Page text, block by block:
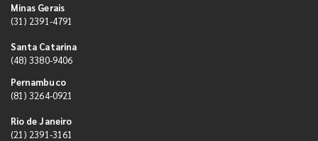
Minas Gerais
(31) 2391-4791
Santa Catarina
(48) 3380-9406
Pernambuco
(81) 3264-0921
Rio de Janeiro
(21) 2391-3161